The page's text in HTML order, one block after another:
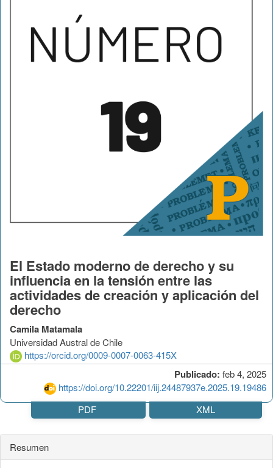
Publicado: feb 4, 2025
https://doi.org/10.22201/iij.24487937e.2025.19.19486
El Estado moderno de derecho y su
influencia en la tensión entre las
actividades de creación y aplicación del
derecho
Camila Matamala
Universidad Austral de Chile
https://orcid.org/0009-0007-0063-415X
PDF XML
Resumen